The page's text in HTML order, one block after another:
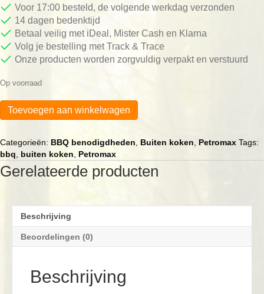
Voor 17:00 besteld, de volgende werkdag verzonden
14 dagen bedenktijd
Betaal veilig met iDeal, Mister Cash en Klarna
Volg je bestelling met Track & Trace
Onze producten worden zorgvuldig verpakt en verstuurd
Op voorraad
Petromax
Reflector
aantal
Toevoegen aan winkelwagen
Categorieën: BBQ benodigdheden Buiten koken Petromax Tags:
bbq
buiten koken Petromax
Gerelateerde producten
Beschrijving
Beoordelingen (0)
Beschrijving